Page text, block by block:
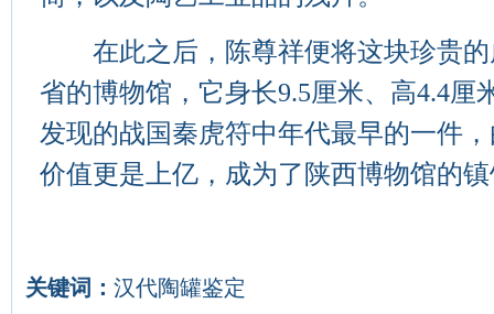
在此之后，陈尊祥便将这块珍贵的
省的博物馆，它身长9.5厘米、高4.4厘
发现的战国秦虎符中年代最早的一件
价值更是上亿，成为了陕西博物馆的
关键词： 汉代陶罐鉴定